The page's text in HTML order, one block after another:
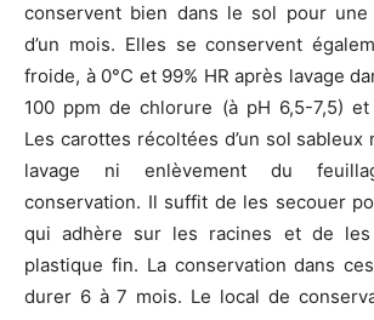
conservent bien dans le sol pour
d’un mois. Elles se conservent
froide, à 0°C et 99% HR après lavage
100 ppm de chlorure (à pH 6,5-7,5)
Les carottes récoltées d’un sol
lavage ni enlèvement du
conservation. Il suffit de les secouer
qui adhère sur les racines et de
plastique fin. La conservation dans
durer 6 à 7 mois. Le local de